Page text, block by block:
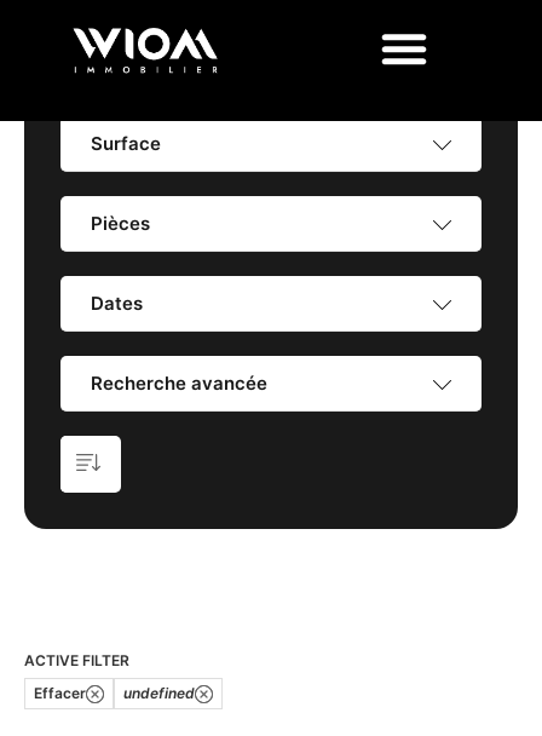
Prix
Surface
Pièces
Dates
Recherche avancée
ACTIVE FILTER
Effacer
undefined